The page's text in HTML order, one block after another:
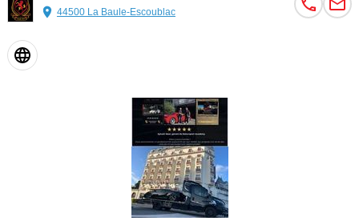
44500 La Baule-Escoublac